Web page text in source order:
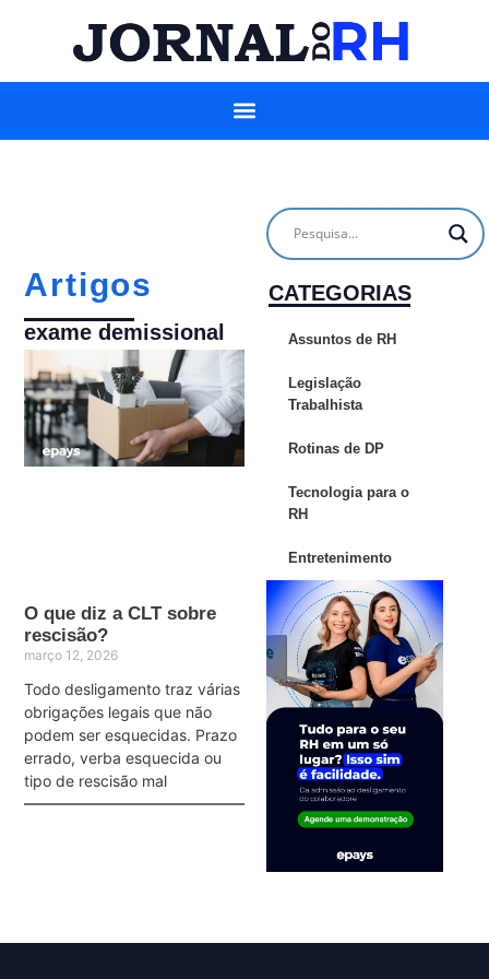
Artigos
exame demissional
O que diz a CLT sobre
rescisão?
março 12, 2026
Todo desligamento traz várias
obrigações legais que não
podem ser esquecidas. Prazo
errado, verba esquecida ou
tipo de rescisão mal
CATEGORIAS
Assuntos de RH
Legislação
Trabalhista
Rotinas de DP
Tecnologia para o
RH
Entretenimento